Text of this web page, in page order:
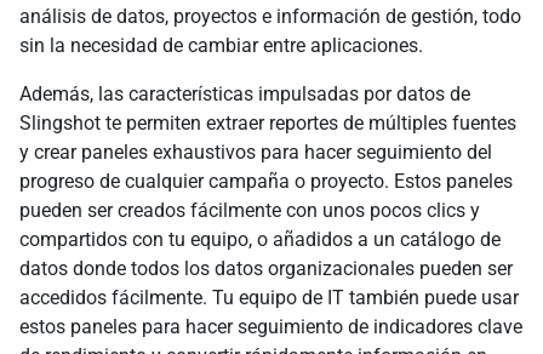
análisis de datos, proyectos e información de gestión, todo
sin la necesidad de cambiar entre aplicaciones.
Además, las características impulsadas por datos de
Slingshot te permiten extraer reportes de múltiples fuentes
y crear paneles exhaustivos para hacer seguimiento del
progreso de cualquier campaña o proyecto. Estos paneles
pueden ser creados fácilmente con unos pocos clics y
compartidos con tu equipo, o añadidos a un catálogo de
datos donde todos los datos organizacionales pueden ser
accedidos fácilmente. Tu equipo de IT también puede usar
estos paneles para hacer seguimiento de indicadores clave